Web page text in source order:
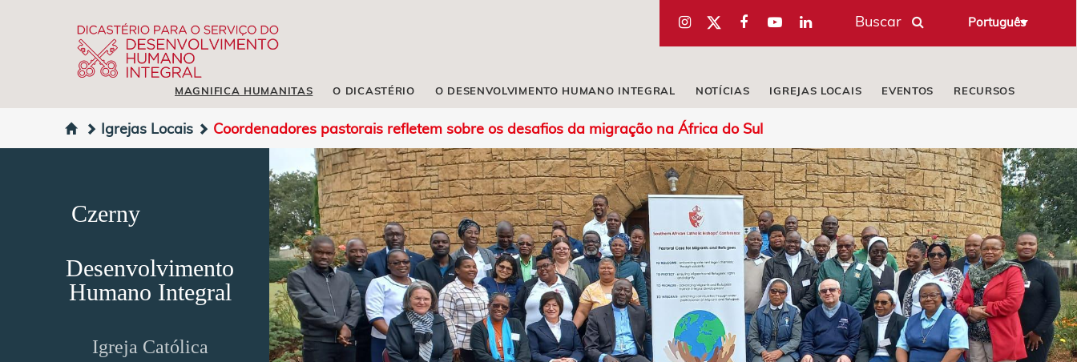
Buscar Português
MAGNIFICA HUMANITAS O DICASTÉRIO O DESENVOLVIMENTO HUMANO INTEGRAL NOTÍCIAS IGREJAS LOCAIS EVENTOS RECURSOS
Igrejas Locais Coordenadores pastorais refletem sobre os desafios da migração na África do Sul
Czerny
Desenvolvimento
Humano Integral
Igreja Católica